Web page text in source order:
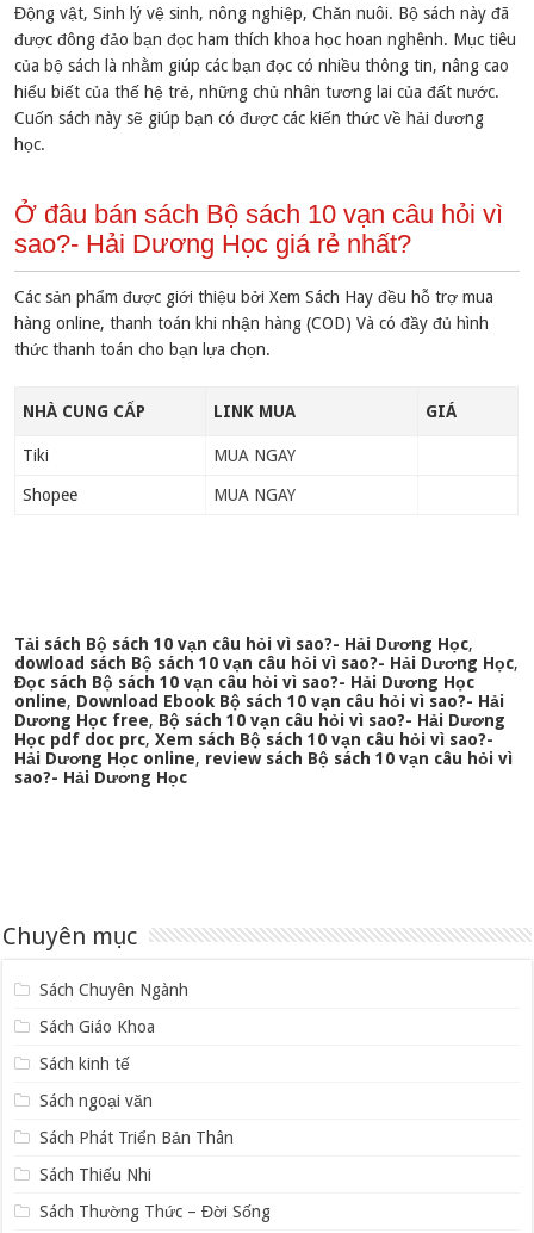
Động vật, Sinh lý vệ sinh, nông nghiệp, Chǎn nuôi. Bộ sách này đã
được đông đảo bạn đọc ham thích khoa học hoan nghênh. Mục tiêu
của bộ sách là nhằm giúp các bạn đọc có nhiều thông tin, nâng cao
hiểu biết của thế hệ trẻ, những chủ nhân tương lai của đất nước.
Cuốn sách này sẽ giúp bạn có được các kiến thức về hải dương
học.
Ở đâu bán sách Bộ sách 10 vạn câu hỏi vì
sao?- Hải Dương Học giá rẻ nhất?
Các sản phẩm được giới thiệu bởi Xem Sách Hay đều hỗ trợ mua
hàng online, thanh toán khi nhận hàng (COD) Và có đầy đủ hình
thức thanh toán cho bạn lựa chọn.
NHÀ CUNG CẤP LINK MUA GIÁ
Tiki MUA NGAY
Shopee MUA NGAY
Tải sách Bộ sách 10 vạn câu hỏi vì sao?- Hải Dương Học,
dowload sách Bộ sách 10 vạn câu hỏi vì sao?- Hải Dương Học,
Đọc sách Bộ sách 10 vạn câu hỏi vì sao?- Hải Dương Học
online, Download Ebook Bộ sách 10 vạn câu hỏi vì sao?- Hải
Dương Học free, Bộ sách 10 vạn câu hỏi vì sao?- Hải Dương
Học pdf doc prc,Xem sách Bộ sách 10 vạn câu hỏi vì sao?-
Hải Dương Học online, review sách Bộ sách 10 vạn câu hỏi vì
sao?- Hải Dương Học
Chuyên mục
Sách Chuyên Ngành
Sách Giáo Khoa
Sách kinh tế
Sách ngoại văn
Sách Phát Triển Bản Thân
Sách Thiếu Nhi
Sách Thường Thức – Đời Sống